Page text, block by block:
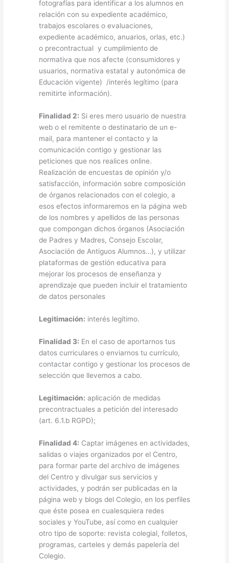
fotografías para identificar a los alumnos en
relación con su expediente académico,
trabajos escolares o evaluaciones,
expediente académico, anuarios, orlas, etc.)
o precontractual y cumplimiento de
normativa que nos afecte (consumidores y
usuarios, normativa estatal y autonómica de
Educación vigente) /interés legítimo (para
remitirte información).
Finalidad 2: Si eres mero usuario de nuestra
web o el remitente o destinatario de un e-
mail, para mantener el contacto y la
comunicación contigo y gestionar las
peticiones que nos realices online.
Realización de encuestas de opinión y/o
satisfacción, información sobre composición
de órganos relacionados con el colegio, a
esos efectos informaremos en la página web
de los nombres y apellidos de las personas
que compongan dichos órganos (Asociación
de Padres y Madres, Consejo Escolar,
Asociación de Antiguos Alumnos…), y utilizar
plataformas de gestión educativa para
mejorar los procesos de enseñanza y
aprendizaje que pueden incluir el tratamiento
de datos personales
Legitimación: interés legítimo.
Finalidad 3: En el caso de aportarnos tus
datos curriculares o enviarnos tu currículo,
contactar contigo y gestionar los procesos de
selección que llevemos a cabo.
Legitimación: aplicación de medidas
precontractuales a petición del interesado
(art. 6.1.b RGPD);
Finalidad 4: Captar imágenes en actividades,
salidas o viajes organizados por el Centro,
para formar parte del archivo de imágenes
del Centro y divulgar sus servicios y
actividades, y podrán ser publicadas en la
página web y blogs del Colegio, en los perfiles
que éste posea en cualesquiera redes
sociales y YouTube, así como en cualquier
otro tipo de soporte: revista colegial, folletos,
programas, carteles y demás papelería del
Colegio.